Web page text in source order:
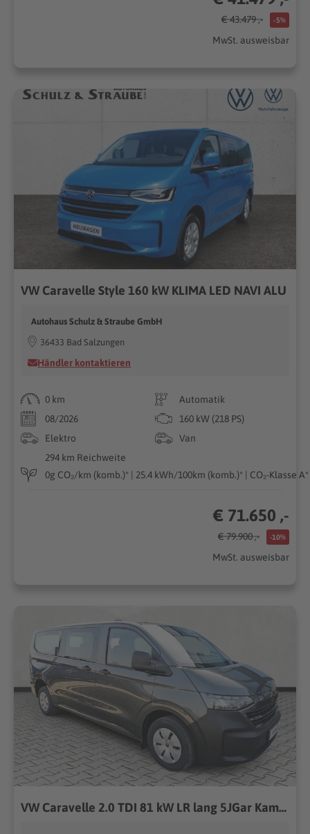
€ 43.479 ,- -5%
MwSt. ausweisbar
VW Caravelle Style 160 kW KLIMA LED NAVI ALU
Autohaus Schulz & Straube GmbH
36433 Bad Salzungen
Händler kontaktieren
0 km
Automatik
08/2026
160 kW (218 PS)
Elektro
Van
294 km Reichweite
0g CO₂/km (komb.)* | 25.4 kWh/100km (komb.)* | CO₂-Klasse A*
€ 71.650 ,-
€ 79.900 ,- -10%
MwSt. ausweisbar
VW Caravelle 2.0 TDI 81 kW LR lang 5JGar Kamera KeylessGo 81kW (110PS), Schaltgetriebe, Frontantrieb